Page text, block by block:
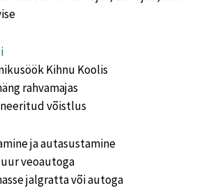
Kihnu Koolis
rahvamajas
võistlus
ja autasustamine
veoautoga
jalgratta või autoga